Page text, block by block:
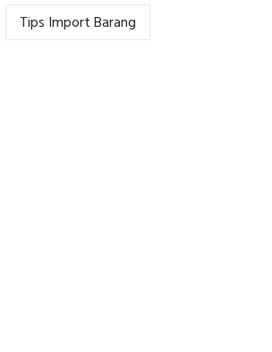
Tips Import Barang